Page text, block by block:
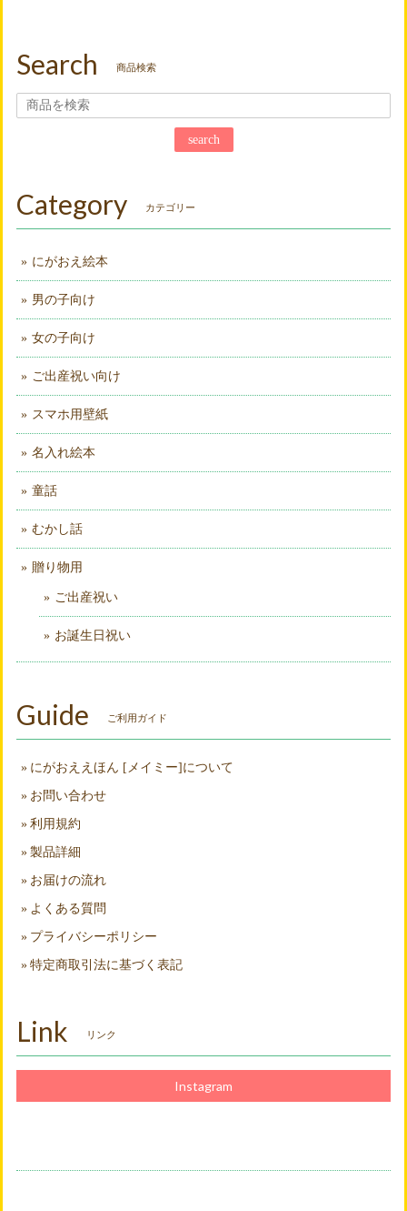
Search 商品検索
search
Category カテゴリー
にがおえ絵本
男の子向け
女の子向け
ご出産祝い向け
スマホ用壁紙
名入れ絵本
童話
むかし話
贈り物用
ご出産祝い
お誕生日祝い
Guide ご利用ガイド
にがおええほん [メイミー]について
お問い合わせ
利用規約
製品詳細
お届けの流れ
よくある質問
プライバシーポリシー
特定商取引法に基づく表記
Link リンク
Instagram